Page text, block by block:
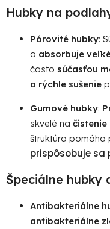
Hubky na
Pórovité hubky:
a absorbuje
často súčasťou
a rýchle sušenie
Gumové hubky:
skvelé na
štruktúra pomáha
prispôsobuje sa
Špeciálne hubky
Antibakteriálne
antibakteriálne